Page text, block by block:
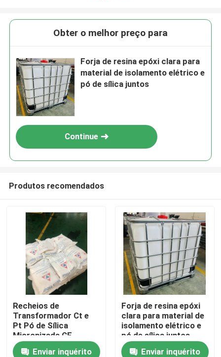
Para casa
Obter o melhor preço para
Forja de resina epóxi clara para
material de isolamento elétrico e
pó de sílica juntos
Continue
Produtos recomendados
Recheios de
Transformador Ct e
Pt Pó de Sílica
Micronizada CE
Mircro Pó
Enviar inquérito
Forja de resina epóxi
clara para material de
isolamento elétrico e
pó de sílica juntos
Enviar inquérito